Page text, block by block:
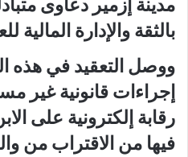
بالثقة والإدارة المالية
ووصل التعقيد في هذه
إجراءات قانونية
رقابة إلكترونية على
فيها من الاقتراب من